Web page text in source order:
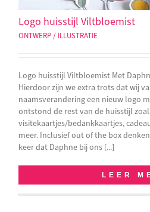
Logo huisstijl Viltbloemist
ONTWERP / ILLUSTRATIE
Logo huisstijl Viltbloemist Met
Hierdoor zijn we extra trots dat wij
naamsverandering een nieuw logo
ontstond de rest van de huisstijl
visitekaartjes/bedankkaartjes,
meer. Inclusief out of the box
keer dat Daphne bij ons [...]
LEER